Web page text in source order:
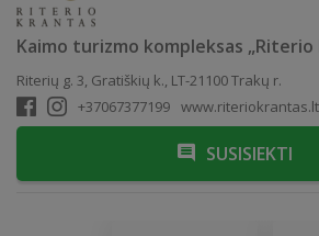
Kaimo turizmo kompleksas „Riterio
Riterių g. 3, Gratiškių k., LT-21100 Trakų r.
+37067377199 www.riteriokrantas.lt
SUSISIEKTI